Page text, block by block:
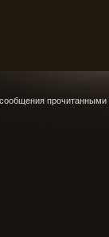
прочитанными